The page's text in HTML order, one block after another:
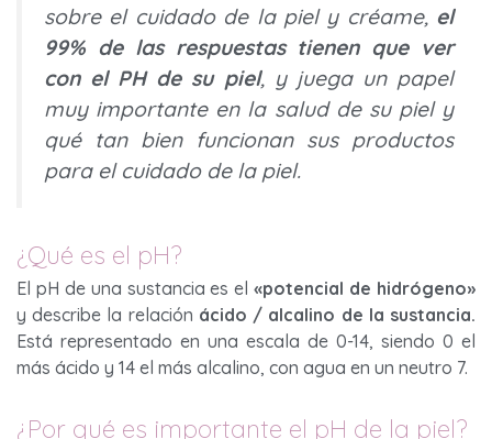
sobre el cuidado de la piel y créame, el
99% de las respuestas tienen que ver
con el PH de su piel, y juega un papel
muy importante en la salud de su piel y
qué tan bien funcionan sus productos
para el cuidado de la piel.
¿Qué es el pH?
El pH de una sustancia es el «potencial de hidrógeno»
y describe la relación ácido / alcalino de la sustancia.
Está representado en una escala de 0-14, siendo 0 el
más ácido y 14 el más alcalino, con agua en un neutro 7.
¿Por qué es importante el pH de la piel?